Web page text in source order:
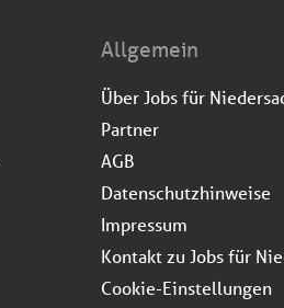
Allgemein
Über Jobs für
Partner
AGB
Datenschutzhinweise
Impressum
Kontakt zu Jobs für
Cookie-Einstellungen